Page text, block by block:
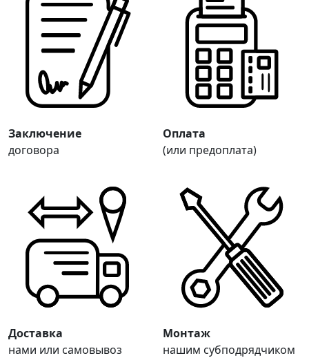
Заключение
договора
Оплата
(или предоплата)
Доставка
нами или самовывоз
Монтаж
нашим субподрядчиком